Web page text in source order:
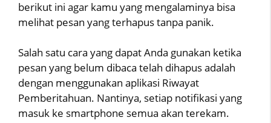
berikut ini agar kamu yang mengalaminya bisa
melihat pesan yang terhapus tanpa panik.
Salah satu cara yang dapat Anda gunakan ketika
pesan yang belum dibaca telah dihapus adalah
dengan menggunakan aplikasi Riwayat
Pemberitahuan. Nantinya, setiap notifikasi yang
masuk ke smartphone semua akan terekam.